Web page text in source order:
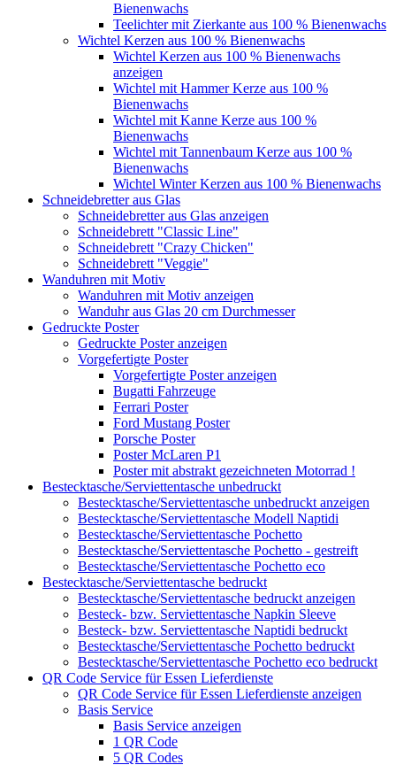
Bienenwachs
Teelichter mit Zierkante aus 100 % Bienenwachs
Wichtel Kerzen aus 100 % Bienenwachs
Wichtel Kerzen aus 100 % Bienenwachs
anzeigen
Wichtel mit Hammer Kerze aus 100 %
Bienenwachs
Wichtel mit Kanne Kerze aus 100 %
Bienenwachs
Wichtel mit Tannenbaum Kerze aus 100 %
Bienenwachs
Wichtel Winter Kerzen aus 100 % Bienenwachs
Schneidebretter aus Glas
Schneidebretter aus Glas anzeigen
Schneidebrett "Classic Line"
Schneidebrett "Crazy Chicken"
Schneidebrett "Veggie"
Wanduhren mit Motiv
Wanduhren mit Motiv anzeigen
Wanduhr aus Glas 20 cm Durchmesser
Gedruckte Poster
Gedruckte Poster anzeigen
Vorgefertigte Poster
Vorgefertigte Poster anzeigen
Bugatti Fahrzeuge
Ferrari Poster
Ford Mustang Poster
Porsche Poster
Poster McLaren P1
Poster mit abstrakt gezeichneten Motorrad !
Bestecktasche/Serviettentasche unbedruckt
Bestecktasche/Serviettentasche unbedruckt anzeigen
Bestecktasche/Serviettentasche Modell Naptidi
Bestecktasche/Serviettentasche Pochetto
Bestecktasche/Serviettentasche Pochetto - gestreift
Bestecktasche/Serviettentasche Pochetto eco
Bestecktasche/Serviettentasche bedruckt
Bestecktasche/Serviettentasche bedruckt anzeigen
Besteck- bzw. Serviettentasche Napkin Sleeve
Besteck- bzw. Serviettentasche Naptidi bedruckt
Bestecktasche/Serviettentasche Pochetto bedruckt
Bestecktasche/Serviettentasche Pochetto eco bedruckt
QR Code Service für Essen Lieferdienste
QR Code Service für Essen Lieferdienste anzeigen
Basis Service
Basis Service anzeigen
1 QR Code
5 QR Codes